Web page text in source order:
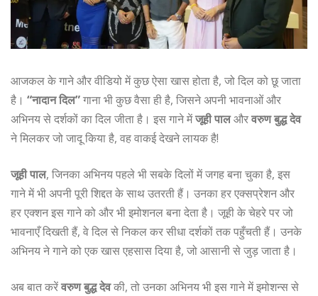
आजकल के गाने और वीडियो में कुछ ऐसा खास होता है, जो दिल को छू जाता
है। “नादान दिल”गाना भी कुछ वैसा ही है, जिसने अपनी भावनाओं और
अभिनय से दर्शकों का दिल जीता है। इस गाने मेंजूही पालऔरवरुण बुद्ध देव
ने मिलकर जो जादू किया है, वह वाकई देखने लायक है!
जूही पाल, जिनका अभिनय पहले भी सबके दिलों में जगह बना चुका है, इस
गाने में भी अपनी पूरी शिद्दत के साथ उतरती हैं। उनका हर एक्सप्रेशन और
हर एक्शन इस गाने को और भी इमोशनल बना देता है। जूही के चेहरे पर जो
भावनाएँ दिखती हैं, वे दिल से निकल कर सीधा दर्शकों तक पहुँचती हैं। उनके
अभिनय ने गाने को एक खास एहसास दिया है, जो आसानी से जुड़ जाता है।
अब बात करेंवरुण बुद्ध देवकी, तो उनका अभिनय भी इस गाने में इमोशन्स से